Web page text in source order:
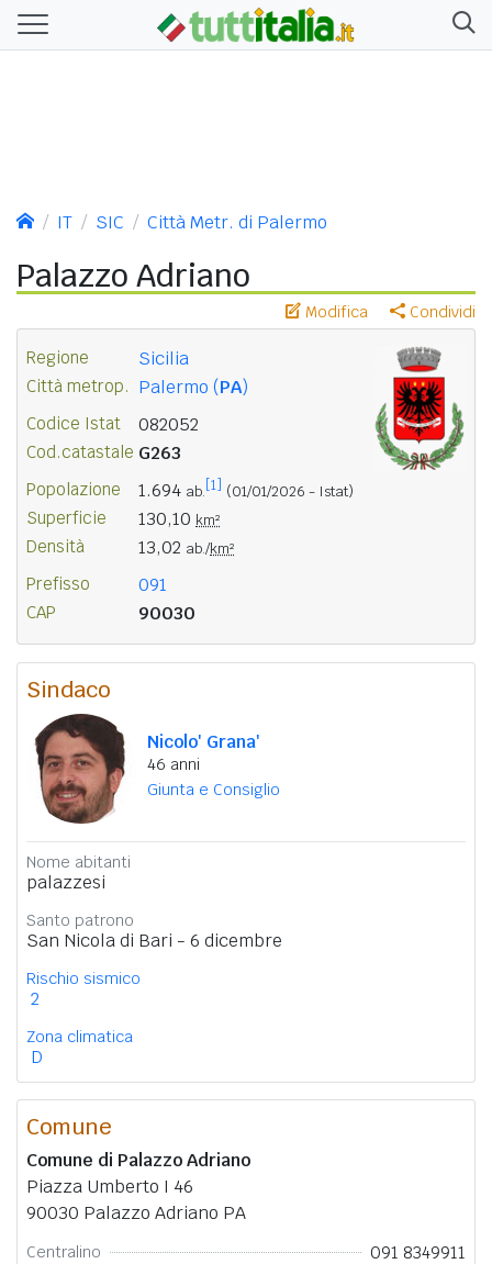
IT SIC Città Metr. di Palermo
Palazzo Adriano
Modifica Condividi
Regione Sicilia
Città metrop. Palermo (PA)
Codice Istat 082052
Cod.catastale G263
Popolazione 1.694 ab. [1] (01/01/2026 - Istat)
Superficie 130,10 km²
Densità 13,02 ab./km²
Prefisso 091
CAP 90030
Sindaco
Nicolo' Grana'
46 anni
Giunta e Consiglio
Nome abitanti
palazzesi
Santo patrono
San Nicola di Bari - 6 dicembre
Rischio sismico
2
Zona climatica
D
Comune
Comune di Palazzo Adriano
Piazza Umberto I 46
90030 Palazzo Adriano PA
Centralino 091 8349911